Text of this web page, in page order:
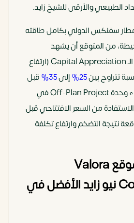
الطبيعي والأرقى للشيخ زايد.
سفنكس الدولي بكامل طاقته
من المتوقع أن يشهد
المشروع طفرة في الـ Capital Appreciation (ارتفاع
تتراوح بين25% إلى35%
قبل
موعد الاستلام. شراء وحدة Off-Plan Project في
من السعر الافتتاحي قبل
نتيجة التضخم وارتفاع تكلفة
لماذا يعد موقع Valora
Compound نيو زايد الأفضل في